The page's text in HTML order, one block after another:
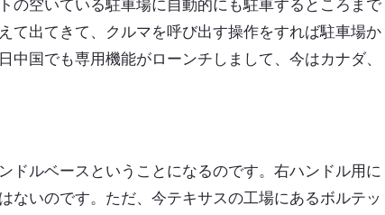
の空いている駐車場に自動的にも駐車するところまで
て出てきて、クルマを呼び出す操作をすれば駐車場か
国でも専用機能がローンチしまして、今はカナダ、
ドルベースということになるのです。右ハンドル用に
ないのです。ただ、今テキサスの工場にあるボルテッ